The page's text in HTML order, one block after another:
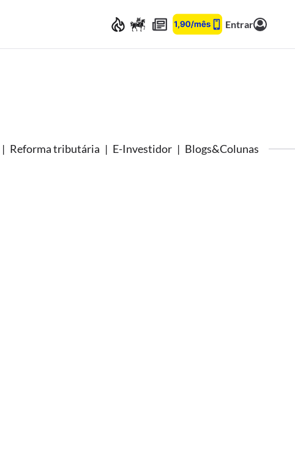
Entrar
Reforma tributária E-Investidor Blogs&Colunas